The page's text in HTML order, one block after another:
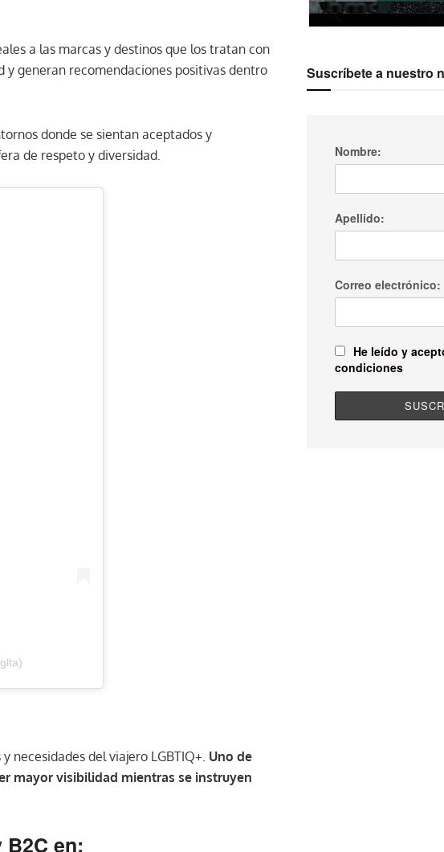
a las marcas y destinos que los tratan con
generan recomendaciones positivas dentro
donde se sientan aceptados y
de respeto y diversidad.
necesidades del viajero LGBTIQ+. Uno de
mayor visibilidad mientras se instruyen
en:
Suscríbete a nuestro
Nombre:
Apellido:
Correo electrónico:
He leído y
condiciones